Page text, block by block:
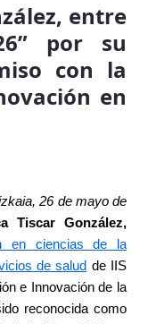
entre
por su
con la
en
26 de mayo de
Tiscar González,
en ciencias de la
de salud de IIS
e Innovación de la
reconocida como